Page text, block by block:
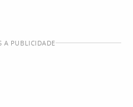
A PUBLICIDADE